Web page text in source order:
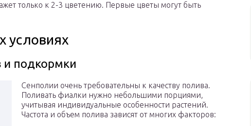
только к 2-3 цветению. Первые цветы могут быть
условиях
и подкормки
Сенполии очень требовательны к качеству полива.
Поливать фиалки нужно небольшими порциями,
учитывая индивидуальные особенности растений.
Частота и объем полива зависят от многих факторов: